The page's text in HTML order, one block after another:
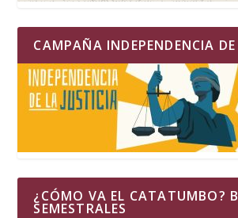
CAMPAÑA INDEPENDENCIA
¿CÓMO VA EL CATATUMBO?
SEMESTRALES